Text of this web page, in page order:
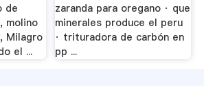
de
molino
Milagro
el ...
zaranda para oregano · que
minerales produce el peru
· trituradora de carbón en
pp ...